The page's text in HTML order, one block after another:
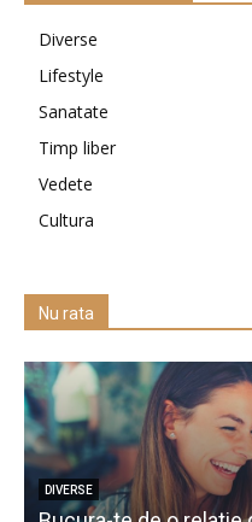
Diverse
Lifestyle
Sanatate
Timp liber
Vedete
Cultura
Nu rata
DIVERSE